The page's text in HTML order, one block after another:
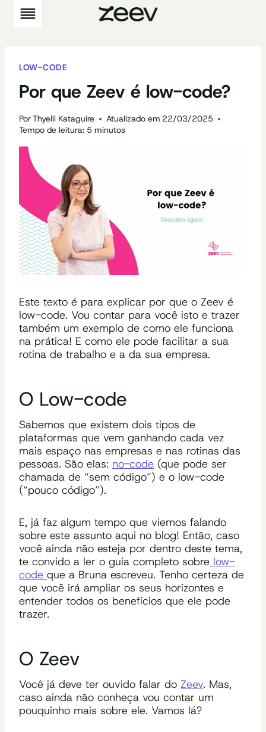
Pular
para
LOW-CODE
Por que Zeev é low-code?
PorThyelli Kataguire Atualizado em 22/03/2025
Tempo de leitura: 5 minutos
Este texto é para explicar por que o Zeev é
low-code. Vou contar para você isto e trazer
também um exemplo de como ele funciona
na prática! E como ele pode facilitar a sua
rotina de trabalho e a da sua empresa.
O Low-code
Sabemos que existem dois tipos de
plataformas que vem ganhando cada vez
mais espaço nas empresas e nas rotinas das
pessoas. São elas: no-code (que pode ser
chamada de “sem código”) e o low-code
(“pouco código”).
E, já faz algum tempo que viemos falando
sobre este assunto aqui no blog! Então, caso
você ainda não esteja por dentro deste tema,
te convido a ler o guia completo sobre low-
code que a Bruna escreveu. Tenho certeza de
que você irá ampliar os seus horizontes e
entender todos os benefícios que ele pode
trazer.
O Zeev
Você já deve ter ouvido falar do Zeev. Mas,
caso ainda não conheça vou contar um
pouquinho mais sobre ele. Vamos lá?